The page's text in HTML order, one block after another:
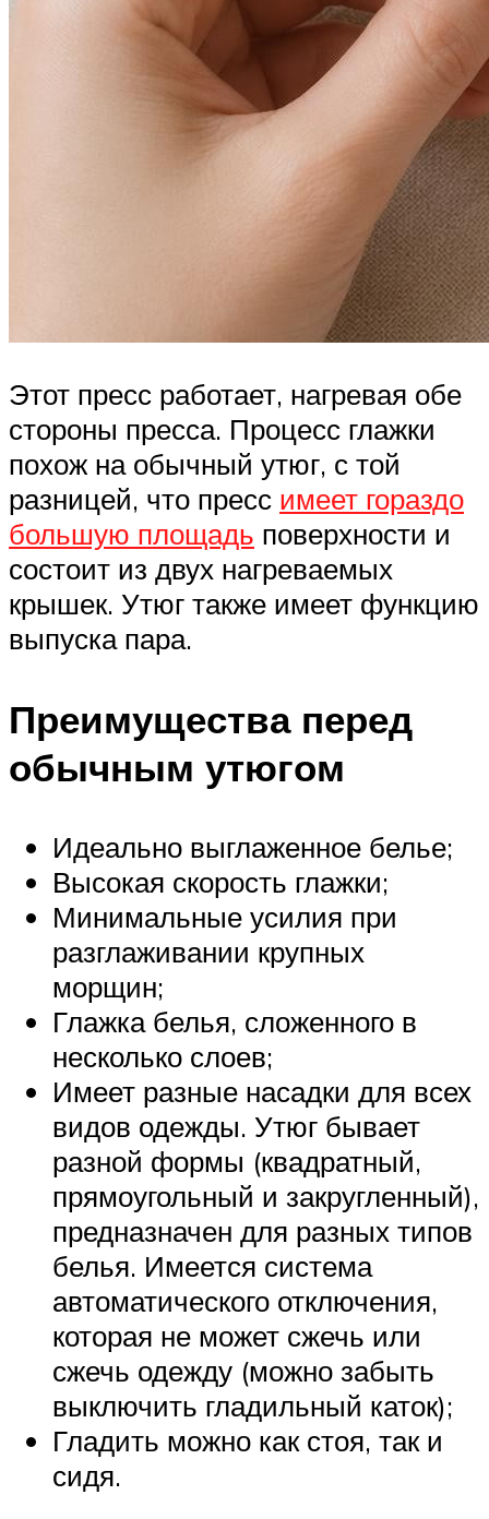
Этот пресс работает, нагревая обе
стороны пресса. Процесс глажки
похож на обычный утюг, с той
разницей, что пресс имеет гораздо
большую площадь поверхности и
состоит из двух нагреваемых
крышек. Утюг также имеет функцию
выпуска пара.
Преимущества перед
обычным утюгом
Идеально выглаженное белье;
Высокая скорость глажки;
Минимальные усилия при
разглаживании крупных
морщин;
Глажка белья, сложенного в
несколько слоев;
Имеет разные насадки для всех
видов одежды. Утюг бывает
разной формы (квадратный,
прямоугольный и закругленный),
предназначен для разных типов
белья. Имеется система
автоматического отключения,
которая не может сжечь или
сжечь одежду (можно забыть
выключить гладильный каток);
Гладить можно как стоя, так и
сидя.